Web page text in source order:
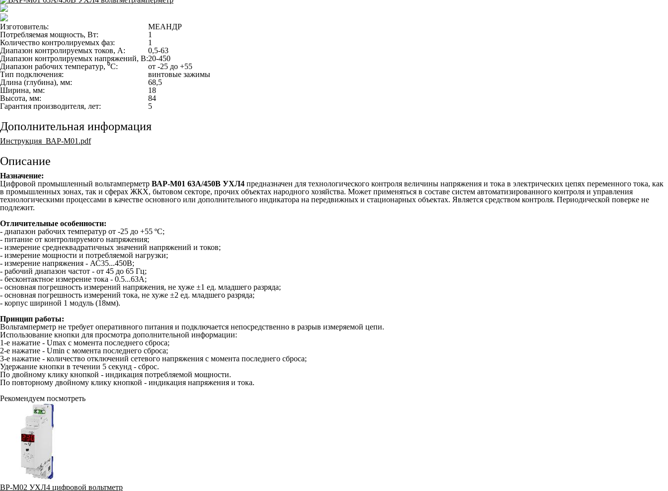
Изготовитель:
МЕАНДР
Потребляемая мощность, Вт:
1
Количество контролируемых фаз:
1
Диапазон контролируемых токов, А:
0,5-63
Диапазон контролируемых напряжений, В:20-450
Диапазон рабочих температур, ⁰С:
от -25 до +55
Тип подключения:
винтовые зажимы
Длина (глубина), мм:
68,5
Ширина, мм:
18
Высота, мм:
84
Гарантия производителя, лет:
5
Дополнительная информация
Инструкция_ВАР-М01.pdf
Описание
Назначение:
Цифровой промышленный вольтамперметр ВАР-М01 63А/450В УХЛ4 предназначен для технологического контроля величины напряжения и тока в электрических цепях переменного тока, как
в промышленных зонах, так и сферах ЖКХ, бытовом секторе, прочих объектах народного хозяйства. Может применяться в составе систем автоматизированного контроля и управления
технологическими процессами в качестве основного или дополнительного индикатора на передвижных и стационарных объектах. Является средством контроля. Периодической поверке не
подлежит.
Отличительные особенности:
- диапазон рабочих температур от -25 до +55 ºС;
- питание от контролируемого напряжения;
- измерение среднеквадратичных значений напряжений и токов;
- измерение мощности и потребляемой нагрузки;
- измерение напряжения - АС35...450В;
- рабочий диапазон частот - от 45 до 65 Гц;
- бесконтактное измерение тока - 0.5...63А;
- основная погрешность измерений напряжения, не хуже ±1 ед. младшего разряда;
- основная погрешность измерений тока, не хуже ±2 ед. младшего разряда;
- корпус шириной 1 модуль (18мм).
Принцип работы:
Вольтамперметр не требует оперативного питания и подключается непосредственно в разрыв измеряемой цепи.
Использование кнопки для просмотра дополнительной информации:
1-е нажатие - Umax с момента последнего сброса;
2-е нажатие - Umin с момента последнего сброса;
3-е нажатие - количество отключений сетевого напряжения с момента последнего сброса;
Удержание кнопки в течении 5 секунд - сброс.
По двойному клику кнопкой - индикация потребляемой мощности.
По повторному двойному клику кнопкой - индикация напряжения и тока.
Рекомендуем посмотреть
ВР-М02 УХЛ4 цифровой вольтметр